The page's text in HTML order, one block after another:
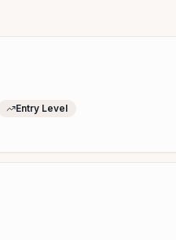
Entry Level